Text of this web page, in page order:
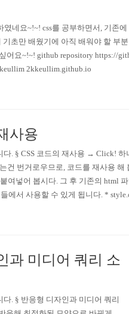
네요~!~! css를 공부하면서, 기존
초만 배웠기에 아직 배워야 할 부
어요~!~! github repository https://
2kkeullim.github.io
사용
. § CSS 코드의 재사용 → Click! 하
번거로우므로, 코드를 재사용 해
여넣어 봅시다. 그 후 기존의 html
에서 사용할 수 있게 됩니다. *
과 미디어 쿼리 소
. § 반응형 디자인과 미디어 쿼리